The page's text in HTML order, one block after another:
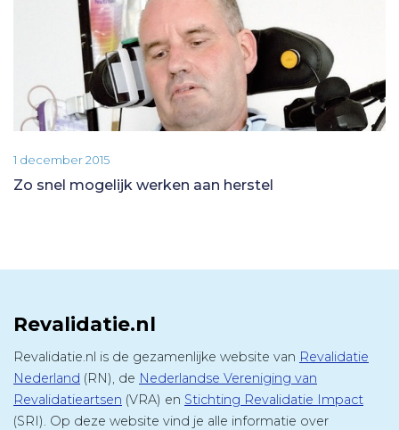
1 december 2015
Zo snel mogelijk werken aan herstel
Revalidatie.nl
Revalidatie.nl is de gezamenlijke website van Revalidatie
Nederland (RN), de Nederlandse Vereniging van
Revalidatieartsen (VRA) en Stichting Revalidatie Impact
(SRI). Op deze website vind je alle informatie over